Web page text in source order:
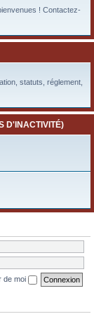
! Contactez-
statuts, réglement,
D'INACTIVITÉ)
de moi